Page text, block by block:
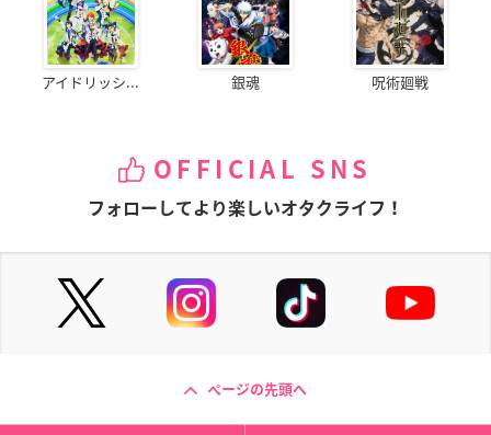
アイドリッシ... 銀魂 呪術廻戦
OFFICIAL SNS
フォローしてより楽しいオタクライフ！
ページの先頭へ